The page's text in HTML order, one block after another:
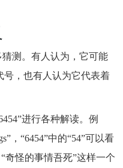
猜测。有人认为，它可能
号，也有人认为它代表着
进行各种解读。例
，“6454”中的“54”可以看
奇怪的事情吾死”这样一个